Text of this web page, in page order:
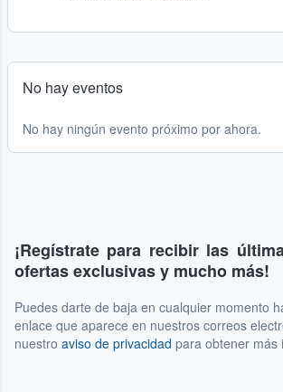
No hay eventos
No hay ningún evento próximo por ahora.
¡Regístrate para recibir las
ofertas exclusivas y mucho más!
Puedes darte de baja en cualquier momento
enlace que aparece en nuestros correos
nuestro aviso de privacidad para obtener más